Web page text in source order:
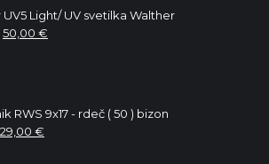
Light/ UV svetilka Walther
Izvirna
50,00 €
RWS 9x17 - rdeč ( 50 ) bizon
Izvirna
29,00 €